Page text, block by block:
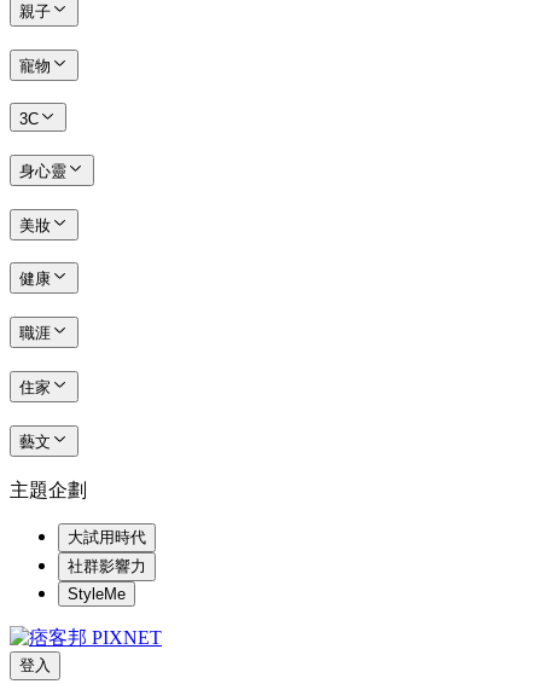
親子
寵物
3C
身心靈
美妝
健康
職涯
住家
藝文
主題企劃
大試用時代
社群影響力
StyleMe
登入